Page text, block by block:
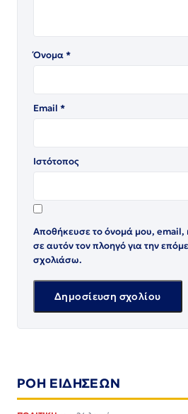
Όνομα*
Email *
Ιστότοπος
Αποθήκευσε το όνομά μου, email,
σε αυτόν τον πλοηγό για την
σχολιάσω.
ΡΟΗ ΕΙΔΗΣΕΩΝ